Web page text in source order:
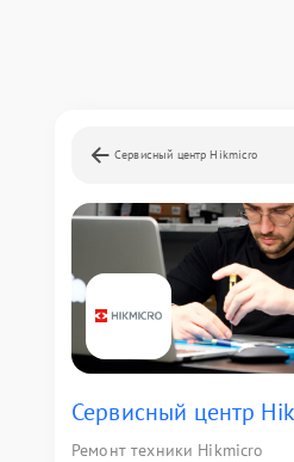
Сервисный центр Hikmicro
Сервисный центр
Ремонт техники Hikmicro